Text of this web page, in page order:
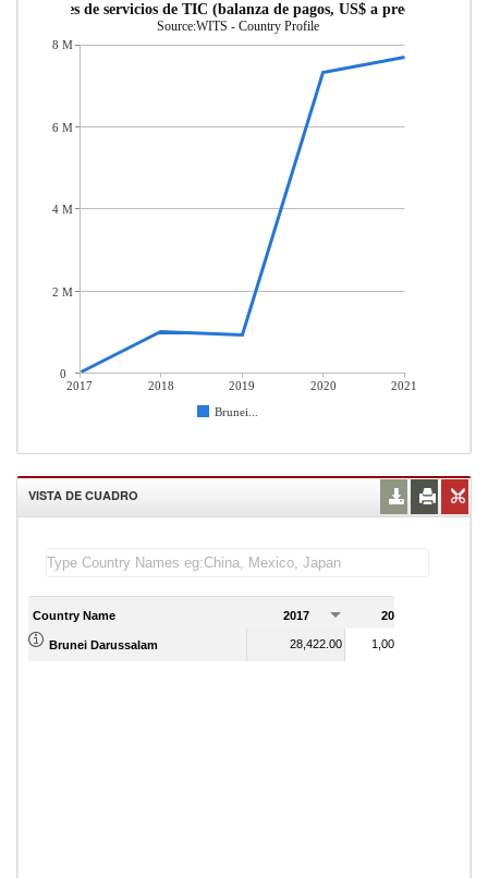
de servicios de TIC (balanza de pagos, US$ a precios
Source:WITS - Country Profile
2017 2018 2019 2020
2021
Brunei...
8 M
6 M
4 M
2 M
0
VISTA DE CUADRO
Country Name 2017 2018
Brunei Darussalam 28,422.00 1,000,185.00